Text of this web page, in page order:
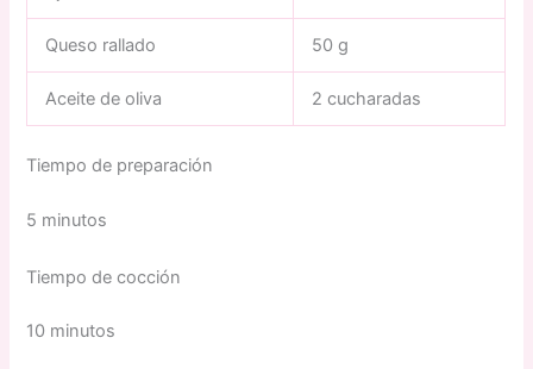
Queso rallado 50 g
Aceite de oliva 2 cucharadas
Tiempo de preparación
5 minutos
Tiempo de cocción
10 minutos